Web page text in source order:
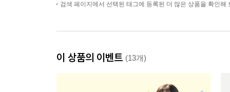
검색 페이지에서 선택된 태그에 등록된 더 많은 상품을 확인해
이 상품의 이벤트 (13개)